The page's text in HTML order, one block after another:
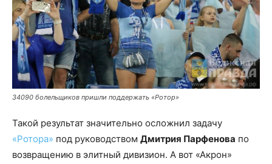
34090 болельщиков пришли поддержать «Ротор»
Такой результат значительно осложнил задачу
«Ротора» под руководством Дмитрия Парфенова по
возвращению в элитный дивизион. А вот «Акрон»